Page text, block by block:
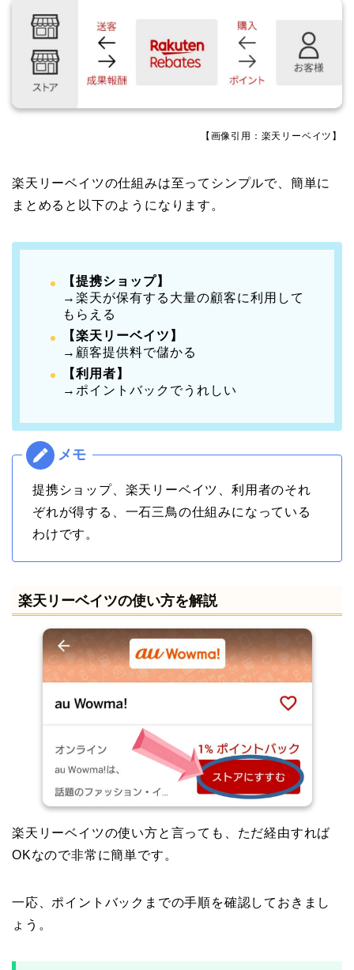
【画像引用：楽天リーベイツ】
楽天リーベイツの仕組みは至ってシンプルで、簡単に
まとめると以下のようになります。
【提携ショップ】
→楽天が保有する大量の顧客に利用して
もらえる
【楽天リーベイツ】
→顧客提供料で儲かる
【利用者】
→ポイントバックでうれしい
提携ショップ、楽天リーベイツ、利用者のそれ
ぞれが得する、一石三鳥の仕組みになっている
わけです。
楽天リーベイツの使い方を解説
楽天リーベイツの使い方と言っても、ただ経由すれば
OKなので非常に簡単です。
一応、ポイントバックまでの手順を確認しておきまし
ょう。